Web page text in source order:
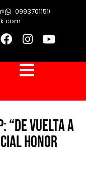
0993701151
“De Vuelta A
Honor